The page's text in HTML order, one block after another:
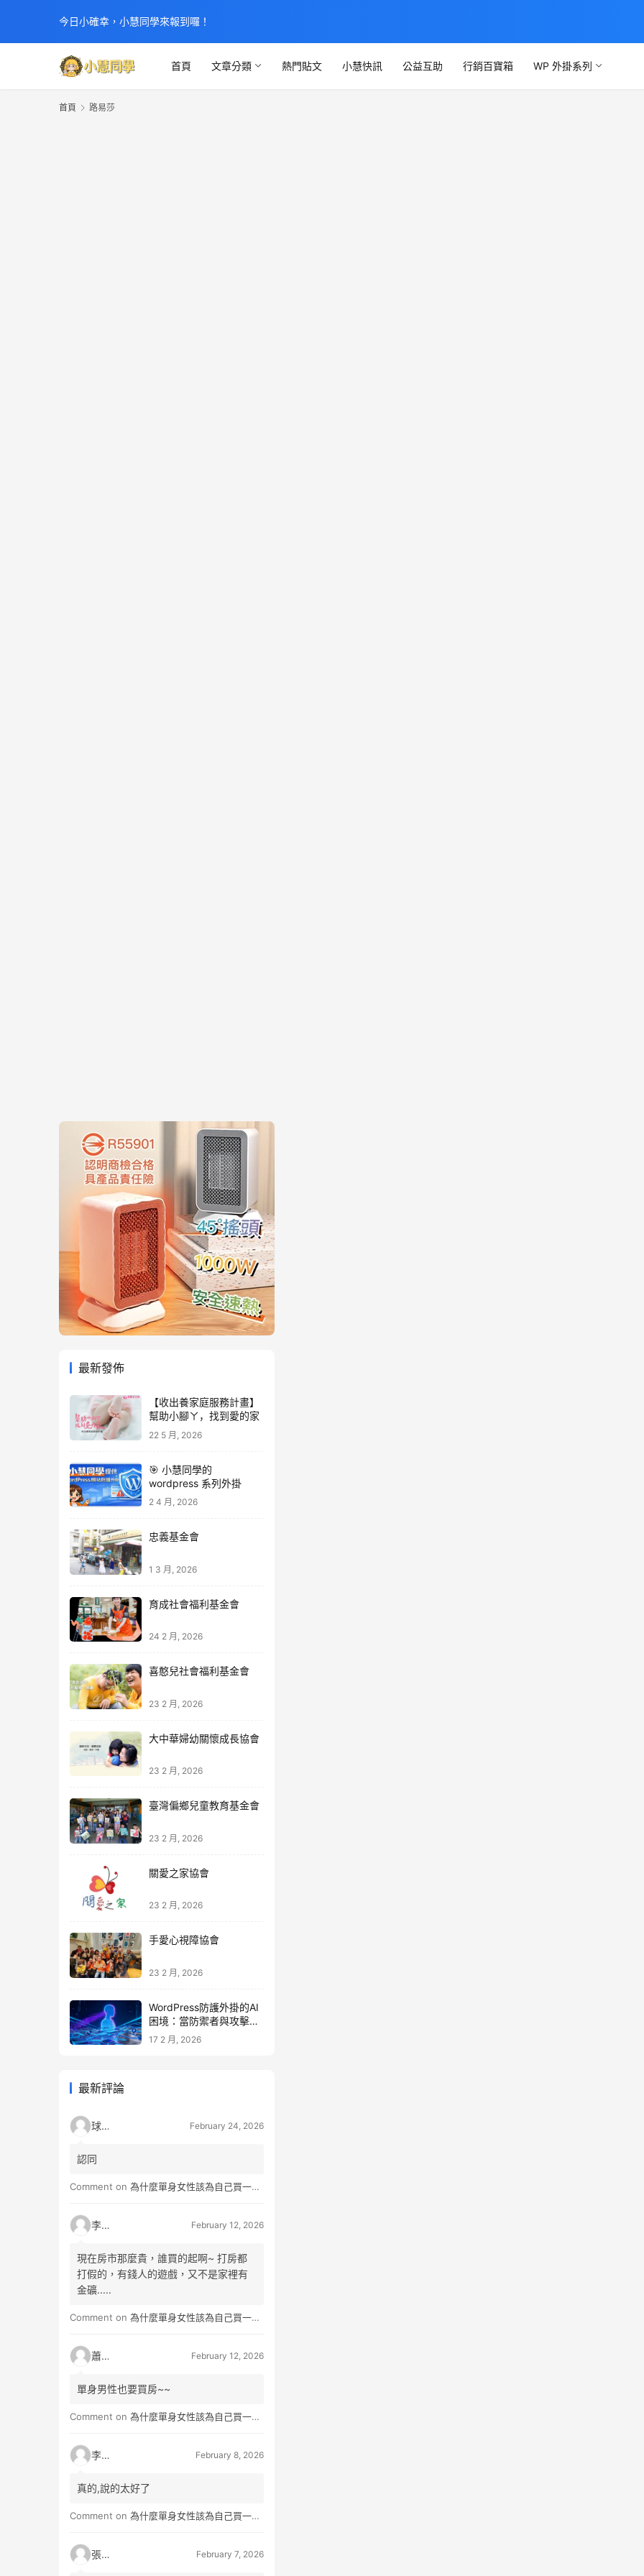
今日小確幸，小慧同學來報到囉！
首頁 文章分類 熱門貼文 小慧快訊 公益互助 行銷百寶箱 WP 外掛系列
首頁 路易莎
最新發佈
【收出養家庭服務計畫】
幫助小腳ㄚ，找到愛的家
22 5 月, 2026
🎯 小慧同學的
wordpress 系列外掛
2 4 月, 2026
忠義基金會
1 3 月, 2026
育成社會福利基金會
24 2 月, 2026
喜憨兒社會福利基金會
23 2 月, 2026
大中華婦幼關懷成長協會
23 2 月, 2026
臺灣偏鄉兒童教育基金會
23 2 月, 2026
關愛之家協會
23 2 月, 2026
手愛心視障協會
23 2 月, 2026
WordPress防護外掛的AI
困境：當防禦者與攻擊者
同時升級
17 2 月, 2026
最新評論
球球 February 24, 2026
認同
Comment on 為什麼單身女性該為自己買一間房？不只為了棲身，更是為人生買一份「選擇權」
李小松 February 12, 2026
現在房市那麼貴，誰買的起啊~ 打房都
打假的，有錢人的遊戲，又不是家裡有
金礦.....
Comment on 為什麼單身女性該為自己買一間房？不只為了棲身，更是為人生買一份「選擇權」
蕭雨 February 12, 2026
單身男性也要買房~~
Comment on 為什麼單身女性該為自己買一間房？不只為了棲身，更是為人生買一份「選擇權」
李小真 February 8, 2026
真的,說的太好了
Comment on 為什麼單身女性該為自己買一間房？不只為了棲身，更是為人生買一份「選擇權」
張小玉 February 7, 2026